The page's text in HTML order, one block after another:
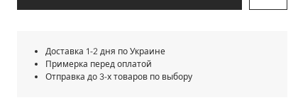
Доставка 1-2 дня по Украине
Примерка перед оплатой
Отправка до 3-х товаров по выбору